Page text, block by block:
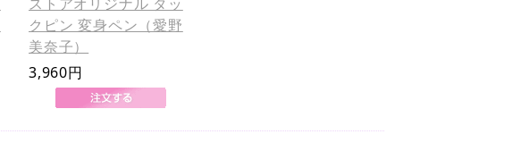
クピン 変身ペン（愛野
美奈子）
3,960円